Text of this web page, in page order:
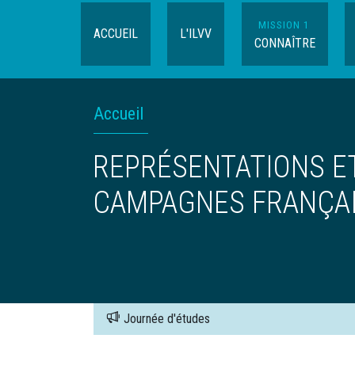
ACCUEIL L'ILVV
MISSION 1
CONNAÎTRE
FIL
D'ARIANE
Accueil
REPRÉSENTATIONS
CAMPAGNES
Journée d'études